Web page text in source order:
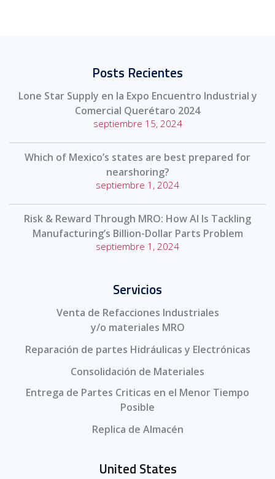
Posts Recientes
Lone Star Supply en la Expo Encuentro Industrial y
Comercial Querétaro 2024
septiembre 15, 2024
Which of Mexico’s states are best prepared for
nearshoring?
septiembre 1, 2024
Risk & Reward Through MRO: How AI Is Tackling
Manufacturing’s Billion-Dollar Parts Problem
septiembre 1, 2024
Servicios
Venta de Refacciones Industriales
y/o materiales MRO
Reparación de partes Hidráulicas y Electrónicas
Consolidación de Materiales
Entrega de Partes Criticas en el Menor Tiempo
Posible
Replica de Almacén
United States